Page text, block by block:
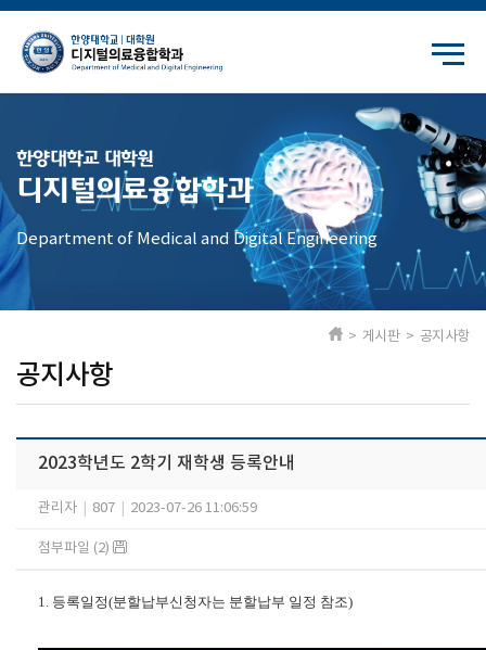
한양대학교 대학원
디지털의료융합학과
Department of Medical and Digital Engineering
공지사항
> 게시판 > 공지사항
2023학년도 2학기 재학생 등록안내
관리자 807 2023-07-26 11:06:59
첨부파일 (2)
1. 등록일정(분할납부신청자는 분할납부 일정 참조)